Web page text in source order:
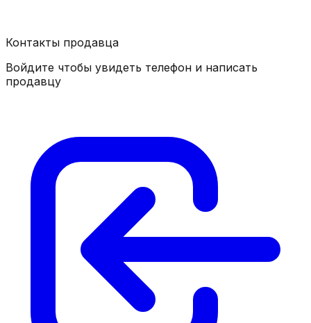
Контакты продавца
Войдите чтобы увидеть телефон и написать
продавцу